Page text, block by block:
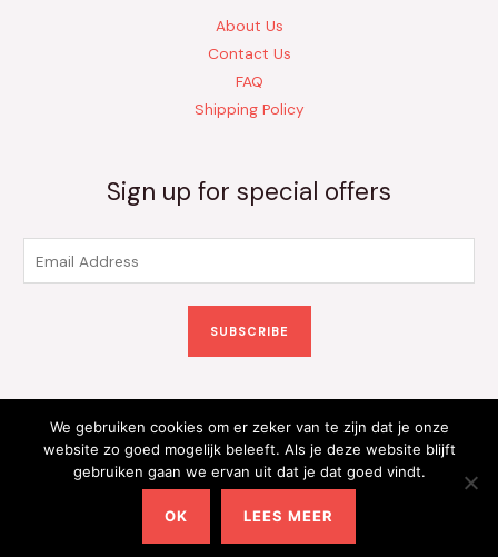
About Us
Contact Us
FAQ
Shipping Policy
Sign up for special offers
m
SUBSCRIBE
Copyright © 2026 Kinderkleding Onlineshop | Powered by
Kinderkleding Onlineshop
We gebruiken cookies om er zeker van te zijn dat je onze
website zo goed mogelijk beleeft. Als je deze website blijft
gebruiken gaan we ervan uit dat je dat goed vindt.
OK LEES MEER